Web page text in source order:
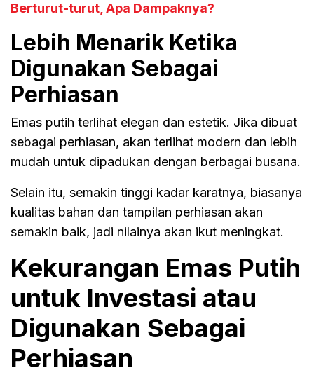
Berturut-turut, Apa Dampaknya?
Lebih Menarik Ketika
Digunakan Sebagai
Perhiasan
Emas putih terlihat elegan dan estetik. Jika dibuat
sebagai perhiasan, akan terlihat modern dan lebih
mudah untuk dipadukan dengan berbagai busana.
Selain itu, semakin tinggi kadar karatnya, biasanya
kualitas bahan dan tampilan perhiasan akan
semakin baik, jadi nilainya akan ikut meningkat.
Kekurangan Emas Putih
untuk Investasi atau
Digunakan Sebagai
Perhiasan